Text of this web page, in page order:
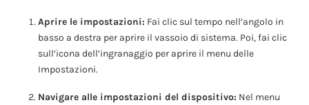
Aprire le impostazioni: Fai clic sul tempo nell’angolo in
basso a destra per aprire il vassoio di sistema. Poi, fai clic
sull’icona dell’ingranaggio per aprire il menu delle
Impostazioni.
Navigare alle impostazioni del dispositivo: Nel menu